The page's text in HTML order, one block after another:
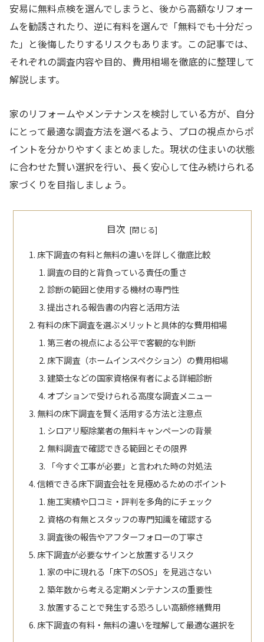
安易に無料点検を選んでしまうと、後から高額なリフォー
ムを勧誘されたり、逆に有料を選んで「無料でも十分だっ
た」と後悔したりするリスクもあります。この記事では、
それぞれの調査内容や目的、費用相場を徹底的に整理して
解説します。
家のリフォームやメンテナンスを検討している方が、自分
にとって最適な調査方法を選べるよう、プロの視点からポ
イントを分かりやすくまとめました。現状の住まいの状態
に合わせた賢い選択を行い、長く安心して住み続けられる
家づくりを目指しましょう。
目次
床下調査の有料と無料の違いを詳しく徹底比較
調査の目的と背負っている責任の重さ
診断の範囲と使用する機材の専門性
提出される報告書の内容と活用方法
有料の床下調査を選ぶメリットと具体的な費用相場
第三者の視点による公平で客観的な判断
床下調査（ホームインスペクション）の費用相場
建築士などの国家資格保有者による詳細診断
オプションで受けられる高度な調査メニュー
無料の床下調査を賢く活用する方法と注意点
シロアリ駆除業者の無料キャンペーンの背景
無料調査で確認できる範囲とその限界
「今すぐ工事が必要」と言われた時の対処法
信頼できる床下調査会社を見極めるためのポイント
施工実績や口コミ・評判を多角的にチェック
資格の有無とスタッフの専門知識を確認する
調査後の報告やアフターフォローの丁寧さ
床下調査が必要なサインと放置するリスク
家の中に現れる「床下のSOS」を見逃さない
築年数から考える定期メンテナンスの重要性
放置することで発生する恐ろしい高額修繕費用
床下調査の有料・無料の違いを理解して最適な選択を